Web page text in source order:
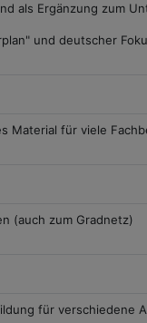
als Ergänzung zum
und deutscher
Material für viele
(auch zum Gradnetz)
für verschiedene